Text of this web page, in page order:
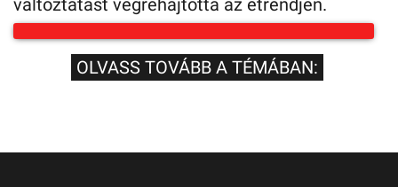
OLVASS TOVÁBB A TÉMÁBAN: